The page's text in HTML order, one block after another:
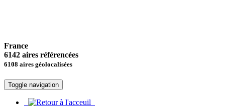
France
6142 aires référencées
6108 aires géolocalisées
Toggle navigation